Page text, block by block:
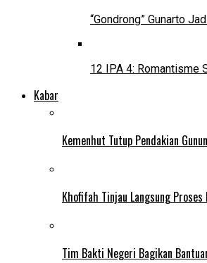
“Gondrong” Gunarto
12 IPA 4: Romantisme
Kabar
Kemenhut Tutup Pendakian
Khofifah Tinjau Langsung
Tim Bakti Negeri Bagikan